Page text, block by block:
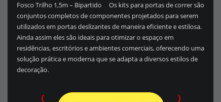
Fosco Trilho 1,5m – Bipartido Os kits para portas de correr são
conjuntos completos de componentes projetados para serem
utilizados em portas deslizantes de maneira eficiente e estilosa.
Ainda assim eles são ideais para otimizar o espaço em
residências, escritórios e ambientes comerciais, oferecendo uma
solução prática e moderna que se adapta a diversos estilos de
decoração.